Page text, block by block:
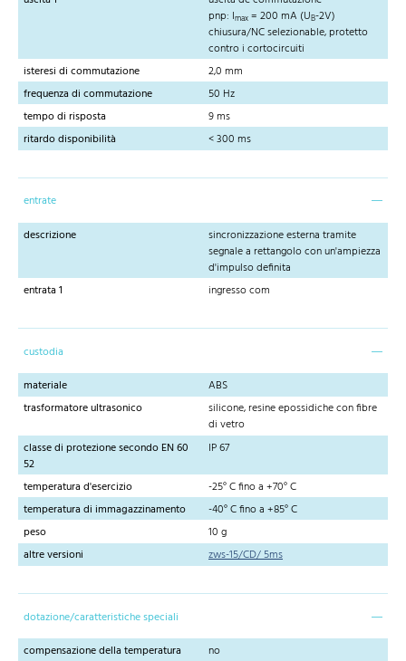
pnp: Imax = 200 mA (UB-2V)
chiusura/NC selezionable, protetto
contro i cortocircuiti
isteresi di commutazione
2,0 mm
frequenza di commutazione
50 Hz
tempo di risposta
9 ms
ritardo disponibilità
< 300 ms
entrate
descrizione
sincronizzazione esterna tramite
segnale a rettangolo con un'ampiezza
d'impulso definita
entrata 1
ingresso com
custodia
materiale
ABS
trasformatore ultrasonico
silicone, resine epossidiche con fibre
di vetro
classe di protezione secondo EN 60
52
IP 67
temperatura d'esercizio
-25° C fino a +70° C
temperatura di immagazzinamento
-40° C fino a +85° C
peso
10 g
altre versioni
zws-15/CD/ 5ms
dotazione/caratteristiche speciali
compensazione della temperatura
no